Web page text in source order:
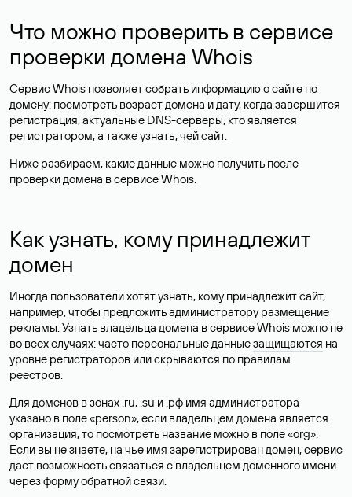
Что можно проверить в сервисе
проверки домена Whois
Сервис Whois позволяет собрать информацию о сайте по
домену: посмотреть возраст домена и дату, когда завершится
регистрация, актуальные DNS-серверы, кто является
регистратором, а также узнать, чей сайт.
Ниже разбираем, какие данные можно получить после
проверки домена в сервисе Whois.
Как узнать, кому принадлежит
домен
Иногда пользователи хотят узнать, кому принадлежит сайт,
например, чтобы предложить администратору размещение
рекламы. Узнать владельца домена в сервисе Whois можно не
во всех случаях: часто персональные данныезащищаются на
уровне регистраторов или скрываются по правилам
реестров.
Для доменов в зонах .ru, .su и .рф имя администратора
указано в поле «person», если владельцем домена является
организация, то посмотреть название можно в поле «org».
Если вы не знаете, на чье имя зарегистрирован домен, сервис
дает возможность связаться с владельцем доменного имени
через форму обратной связи.